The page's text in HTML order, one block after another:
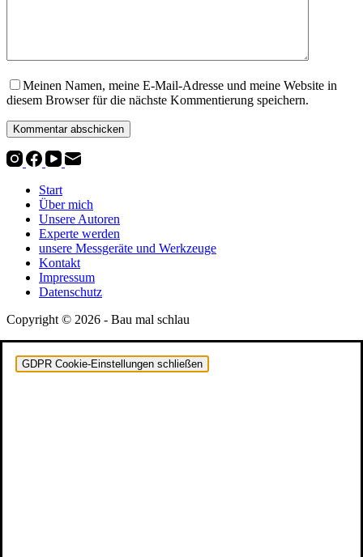
Meinen Namen, meine E-Mail-Adresse und meine Website in
diesem Browser für die nächste Kommentierung speichern.
Kommentar abschicken
Start
Über mich
Unsere Autoren
Experte werden
unsere Messgeräte und Werkzeuge
Kontakt
Impressum
Datenschutz
Copyright © 2026 - Bau mal schlau
GDPR Cookie-Einstellungen schließen